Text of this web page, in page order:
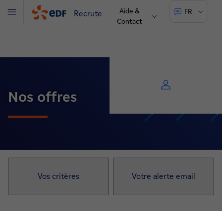
Recrute
Aide &
Contact
FR
Menu
Nos offres
Vos critères Votre alerte email